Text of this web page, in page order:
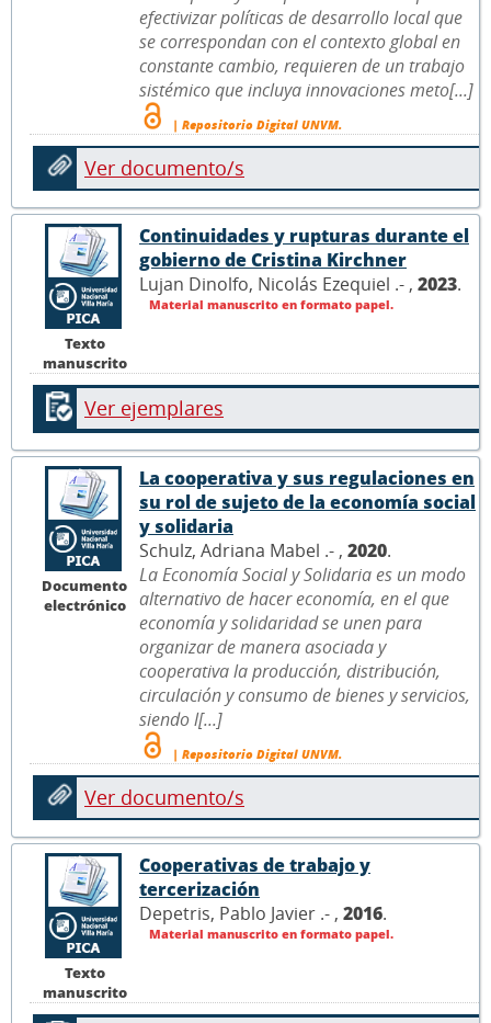
efectivizar políticas de desarrollo local que
se correspondan con el contexto global en
constante cambio, requieren de un trabajo
sistémico que incluya innovaciones meto[...]
| Repositorio Digital UNVM.
Ver documento/s
Texto
manuscrito
Continuidades y rupturas durante el
gobierno de Cristina Kirchner
Lujan Dinolfo, Nicolás Ezequiel .- , 2023.
Material manuscrito en formato papel.
Ver ejemplares
Documento
electrónico
La cooperativa y sus regulaciones en
su rol de sujeto de la economía social
y solidaria
Schulz, Adriana Mabel .- , 2020.
La Economía Social y Solidaria es un modo
alternativo de hacer economía, en el que
economía y solidaridad se unen para
organizar de manera asociada y
cooperativa la producción, distribución,
circulación y consumo de bienes y servicios,
siendo l[...]
| Repositorio Digital UNVM.
Ver documento/s
Texto
manuscrito
Cooperativas de trabajo y
tercerización
Depetris, Pablo Javier .- , 2016.
Material manuscrito en formato papel.